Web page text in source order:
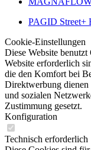
PAGID Street+
Cookie-Einstellungen
Diese Website
Website erforderlich
die den Komfort bei
Direktwerbung dienen
und sozialen
Zustimmung gesetzt.
Konfiguration
Technisch erforderlich